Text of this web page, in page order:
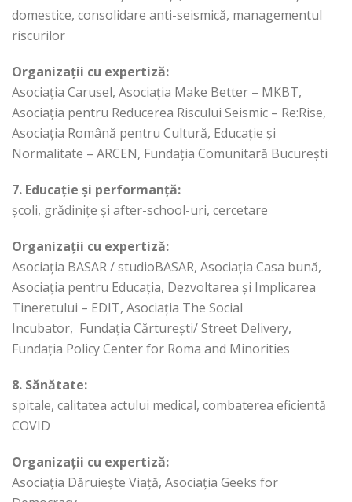
domestice, consolidare anti-seismică, managementul
riscurilor
Organizații cu expertiză:
Asociația Carusel, Asociația Make Better – MKBT,
Asociația pentru Reducerea Riscului Seismic – Re:Rise,
Asociația Română pentru Cultură, Educație și
Normalitate – ARCEN, Fundația Comunitară București
7. Educație și performanță:
școli, grădinițe și after-school-uri, cercetare
Organizații cu expertiză:
Asociația BASAR / studioBASAR, Asociația Casa bună,
Asociația pentru Educația, Dezvoltarea și Implicarea
Tineretului – EDIT, Asociația The Social
Incubator, Fundația Cărturești/ Street Delivery,
Fundația Policy Center for Roma and Minorities
8. Sănătate:
spitale, calitatea actului medical, combaterea eficientă
COVID
Organizații cu expertiză:
Asociația Dăruiește Viață, Asociația Geeks for